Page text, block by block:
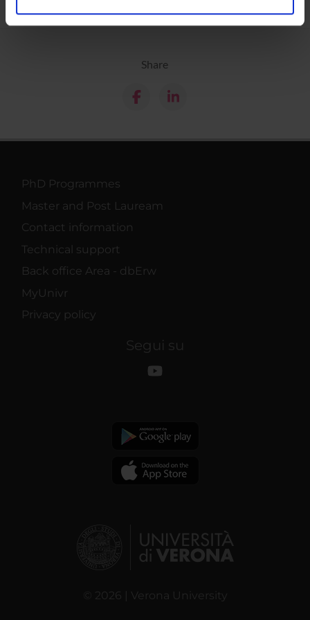
analizzare il nostro traffico. Condividiamo inoltre
pubblicità e social media, i quali potrebbero combinarle
raccolto dal tuo utilizzo dei loro servizi.
Share
PhD Programmes
Master and Post Lauream
Contact information
Technical support
Back office Area - dbErw
MyUnivr
Privacy policy
Segui su
© 2026 | Verona University